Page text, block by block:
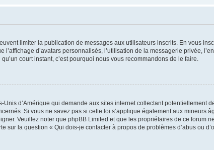
limiter la publication de messages aux utilisateurs inscrits. En vous
d’avatars personnalisés, l’utilisation de la messagerie privée,
court instant, c’est pourquoi nous vous recommandons de le faire.
d’Amérique qui demande aux sites internet collectant potentiellement
Si vous ne savez pas si cette loi s’applique également aux mineurs
Veuillez noter que phpBB Limited et que les propriétaires de ce forum
sur la question « Qui dois-je contacter à propos de problèmes d’abus ou